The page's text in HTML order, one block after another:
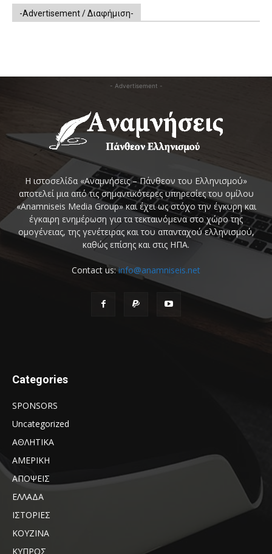
-Advertisement / Διαφήμιση-
- Advertisement -
Η ιστοσελίδα «Αναμνήσεις – Πάνθεον του Ελληνισμού»
αποτελεί μια από τις σημαντικότερες υπηρεσίες του ομίλου
«Anamniseis Media Group» και έχει ως στόχο την έγκυρη και
έγκαιρη ενημέρωση για τα τεκταινόμενα στο χώρο της
ομογένειας, της γενέτειρας και του απανταχού ελληνισμού,
καθώς επίσης και στις ΗΠΑ.
Contact us:info@anamniseis.net
Categories
SPONSORS
Uncategorized
ΑΘΛΗΤΙΚΑ
ΑΜΕΡΙΚΗ
ΑΠΟΨΕΙΣ
ΕΛΛΑΔΑ
ΙΣΤΟΡΙΕΣ
ΚΟΥΖΙΝΑ
ΚΥΠΡΟΣ